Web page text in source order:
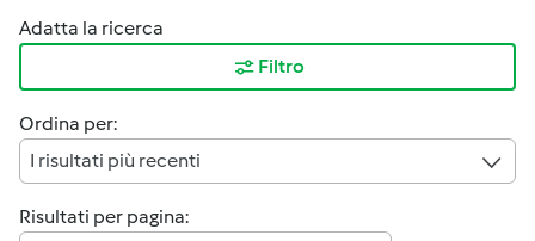
Adatta la ricerca
Filtro
Ordina per:
I risultati più recenti
Risultati per pagina: